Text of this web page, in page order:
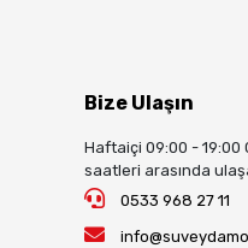
Bize Ulaşın
Haftaiçi 09:00 - 19:00
saatleri arasında
0533 968 27 11